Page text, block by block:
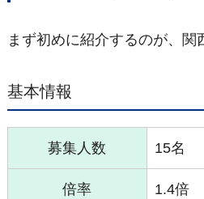
まず初めに紹介するのが、関
基本情報
募集人数 15名
倍率
1.4倍